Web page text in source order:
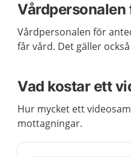
Vårdpersonalen för
får vård. Det gäller
Vad kostar ett
Hur mycket ett
mottagningar.